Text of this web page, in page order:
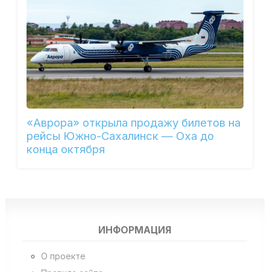
«Аврора» открыла продажу билетов на
рейсы Южно-Сахалинск — Оха до
конца октября
ИНФОРМАЦИЯ
О проекте